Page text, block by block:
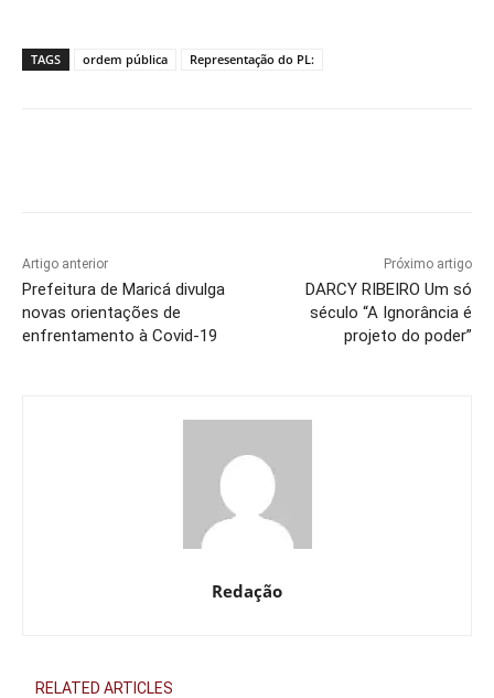
TAGS ordem pública Representação do PL:
Artigo anterior
Prefeitura de Maricá divulga
novas orientações de
enfrentamento à Covid-19
Próximo artigo
DARCY RIBEIRO Um só
século “A Ignorância é
projeto do poder”
Redação
RELATED ARTICLES